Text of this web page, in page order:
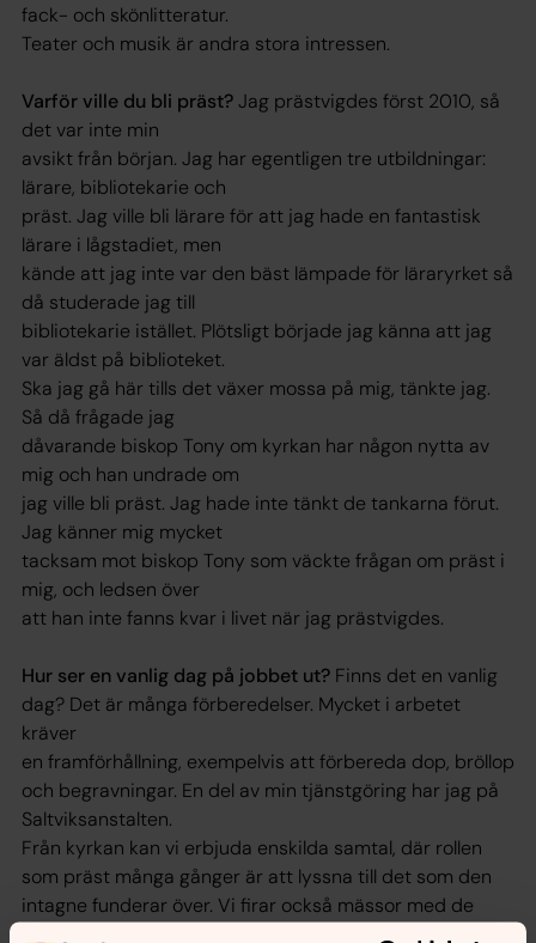
fack- och skönlitteratur.
Teater och musik är andra stora intressen.
Varför ville du bli präst?Jag prästvigdes först 2010, så
det var inte min
avsikt från början. Jag har egentligen tre utbildningar:
lärare, bibliotekarie och
präst. Jag ville bli lärare för att jag hade en fantastisk
lärare i lågstadiet, men
kände att jag inte var den bäst lämpade för läraryrket så
då studerade jag till
bibliotekarie istället. Plötsligt började jag känna att jag
var äldst på biblioteket.
Ska jag gå här tills det växer mossa på mig, tänkte jag.
Så då frågade jag
dåvarande biskop Tony om kyrkan har någon nytta av
mig och han undrade om
jag ville bli präst. Jag hade inte tänkt de tankarna förut.
Jag känner mig mycket
tacksam mot biskop Tony som väckte frågan om präst i
mig, och ledsen över
att han inte fanns kvar i livet när jag prästvigdes.
Hur ser en vanlig dag på jobbet ut? Finns det en vanlig
dag? Det är många förberedelser. Mycket i arbetet
kräver
en framförhållning, exempelvis att förbereda dop, bröllop
och begravningar. En del av min tjänstgöring har jag på
Saltviksanstalten.
Från kyrkan kan vi erbjuda enskilda samtal, där rollen
som präst många gånger är att lyssna till det som den
intagne funderar över. Vi firar också mässor med de